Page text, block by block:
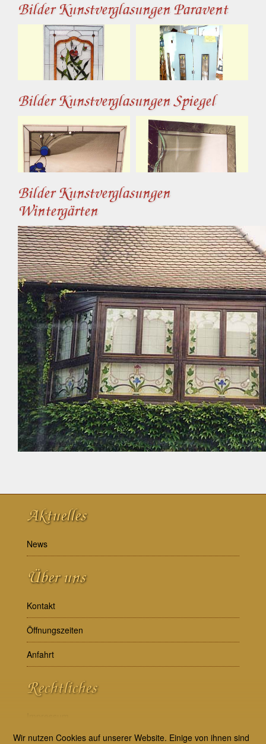
Bilder Kunstverglasungen Paravent
Bilder Kunstverglasungen Spiegel
Bilder Kunstverglasungen
Wintergärten
Aktuelles
News
Über uns
Kontakt
Öffnungszeiten
Anfahrt
Rechtliches
AGB
Wir nutzen Cookies auf unserer Website. Einige von ihnen sind